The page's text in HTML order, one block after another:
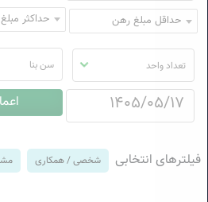
حداقل مبلغ رهن حداکثر
تعداد واحد سن بنا
فیلترهای انتخابی شخصی / همکاری